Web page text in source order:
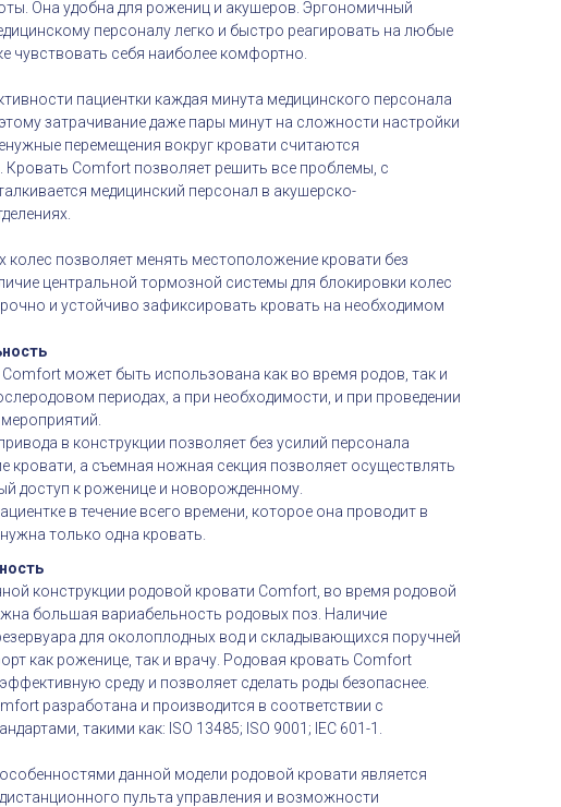
Она удобна для рожениц и акушеров. Эргономичный
персоналу легко и быстро реагировать на любые
чувствовать себя наиболее комфортно.
пациентки каждая минута медицинского персонала
затрачивание даже пары минут на сложности настройки
перемещения вокруг кровати считаются
Кровать Comfort позволяет решить все проблемы, с
медицинский персонал в акушерско-
колес позволяет менять местоположение кровати без
центральной тормозной системы для блокировки колес
и устойчиво зафиксировать кровать на необходимом
может быть использована как во время родов, так и
периодах, а при необходимости, и при проведении
в конструкции позволяет без усилий персонала
кровати, а съемная ножная секция позволяет осуществлять
доступ к роженице и новорожденному.
в течение всего времени, которое она проводит в
только одна кровать.
конструкции родовой кровати Comfort, во время родовой
большая вариабельность родовых поз. Наличие
для околоплодных вод и складывающихся поручней
как роженице, так и врачу. Родовая кровать Comfort
среду и позволяет сделать роды безопаснее.
разработана и производится в соответствии с
такими как: ISO 13485; ISO 9001; IEC 601-1.
данной модели родовой кровати является
пульта управления и возможности